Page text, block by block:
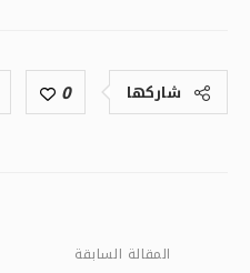
شاركها 0
المقالة السابقة